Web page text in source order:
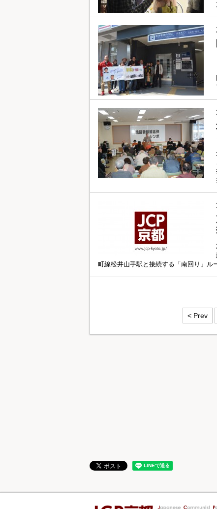
町線松井山手駅と接続する「南回り」
< Prev